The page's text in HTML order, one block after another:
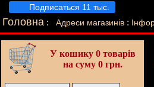
Подписаться 11 тыс.
Головна : Адреси магазинів :
У кошику 0 товарів
на суму 0 грн.